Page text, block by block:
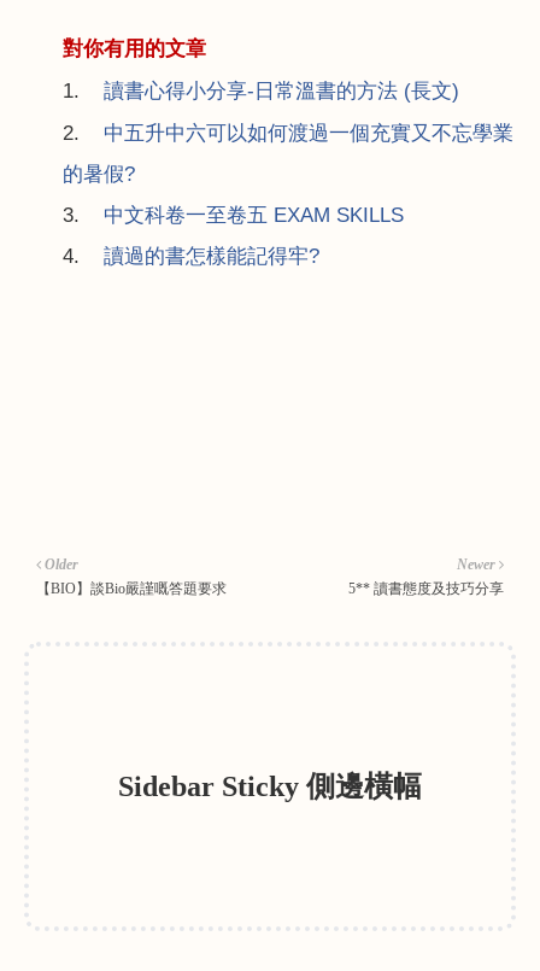
對你有用的文章
1. 讀書心得小分享- 日常溫書的方法(長文)
2. 中五升中六可以如何渡過一個充實又不忘學業
的暑假?
3.
中文科卷一至卷五 EXAM SKILLS
4.
讀過的書怎樣能記得牢?
Newer
5** 讀書態度及技巧分享
Older
【BIO】談Bio嚴謹嘅答題要求
Sidebar Sticky 側邊橫幅